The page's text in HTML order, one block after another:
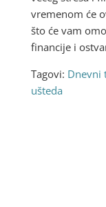
vremenom će
što će vam
financije i
Tagovi: Dnevni
ušteda